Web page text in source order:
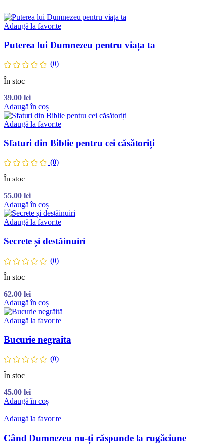
Adaugă la favorite
Puterea lui Dumnezeu pentru viața ta
(0)
În stoc
39.00 lei
Adaugă în coș
Adaugă la favorite
Sfaturi din Biblie pentru cei căsătoriți
(0)
În stoc
55.00 lei
Adaugă în coș
Adaugă la favorite
Secrete și destăinuiri
(0)
În stoc
62.00 lei
Adaugă în coș
Adaugă la favorite
Bucurie negraita
(0)
În stoc
45.00 lei
Adaugă în coș
Adaugă la favorite
Când Dumnezeu nu-ți răspunde la rugăciune